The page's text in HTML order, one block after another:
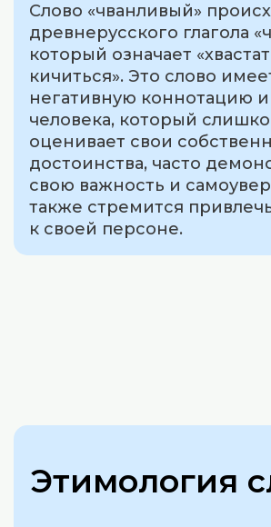
Слово «чванливый»
древнерусского глагола
который означает
кичиться». Это слово
негативную коннотацию и
человека, который
оценивает свои
достоинства, часто
свою важность и
также стремится
к своей персоне.
Этимология